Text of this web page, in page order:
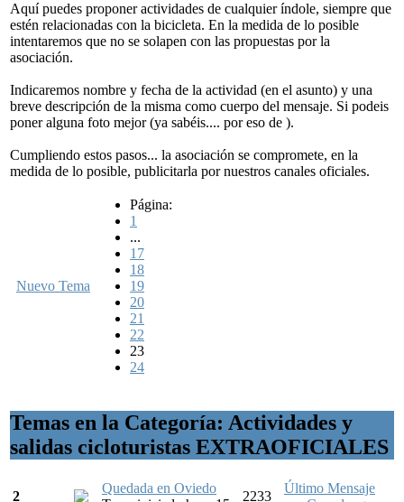
Aquí puedes proponer actividades de cualquier índole, siempre que
estén relacionadas con la bicicleta. En la medida de lo posible
intentaremos que no se solapen con las propuestas por la
asociación.
Indicaremos nombre y fecha de la actividad (en el asunto) y una
breve descripción de la misma como cuerpo del mensaje. Si podeis
poner alguna foto mejor (ya sabéis.... por eso de ).
Cumpliendo estos pasos... la asociación se compromete, en la
medida de lo posible, publicitarla por nuestros canales oficiales.
Nuevo Tema
Página:
1
...
17
18
19
20
21
22
23
24
Temas en la Categoría: Actividades y
salidas cicloturistas EXTRAOFICIALES
2
Quedada en Oviedo
2233
Último Mensaje